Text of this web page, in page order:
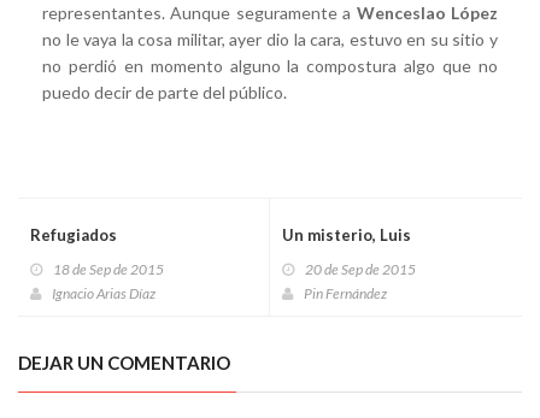
representantes. Aunque seguramente a Wenceslao López
no le vaya la cosa militar, ayer dio la cara, estuvo en su sitio y
no perdió en momento alguno la compostura algo que no
puedo decir de parte del público.
Refugiados
18 de Sep de 2015
Ignacio Arias Díaz
Un misterio, Luis
20 de Sep de 2015
Pin Fernández
DEJAR UN COMENTARIO